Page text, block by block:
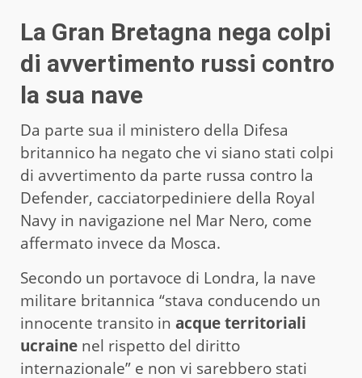
La Gran Bretagna nega colpi
di avvertimento russi contro
la sua nave
Da parte sua il ministero della Difesa
britannico ha negato che vi siano stati colpi
di avvertimento da parte russa contro la
Defender, cacciatorpediniere della Royal
Navy in navigazione nel Mar Nero, come
affermato invece da Mosca.
Secondo un portavoce di Londra, la nave
militare britannica “stava conducendo un
innocente transito in acque territoriali
ucraine nel rispetto del diritto
internazionale” e non vi sarebbero stati